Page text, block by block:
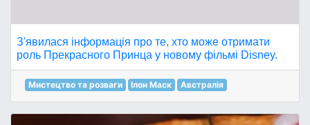
З'явилася інформація про те, хто може отримати
роль Прекрасного Принца у новому фільмі Disney.
Мистецтво та розваги Ілон Маск Австралія